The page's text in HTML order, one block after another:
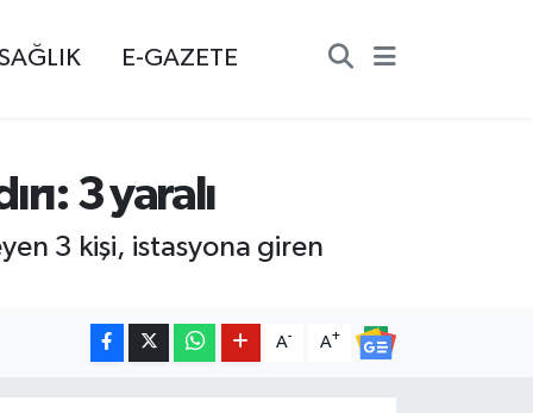
E-GAZETE
3 yaralı
3 kişi, istasyona giren
A- A+